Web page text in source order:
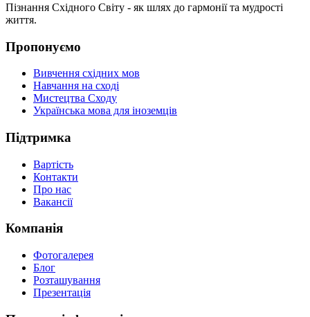
Пізнання Східного Світу - як шлях до гармонії та мудрості
життя.
Пропонуємо
Вивчення східних мов
Навчання на сході
Мистецтва Сходу
Українська мова для іноземців
Підтримка
Вартість
Контакти
Про нас
Вакансії
Компанія
Фотогалерея
Блог
Розташування
Презентація